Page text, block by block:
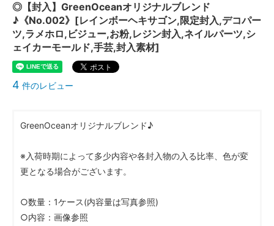
◎【封入】GreenOceanオリジナルブレンド
♪《No.002》[レインボーヘキサゴン,限定封入,デコパー
ツ,ラメホロ,ビジュー,お粉,レジン封入,ネイルパーツ,シ
ェイカーモールド,手芸,封入素材]
4 件のレビュー
GreenOceanオリジナルブレンド♪
※入荷時期によって多少内容や各封入物の入る比率、色が変
更となる場合がございます。
○数量：1ケース(内容量は写真参照)
○内容：画像参照